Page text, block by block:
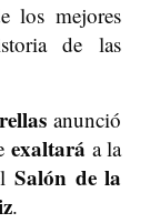
los mejores
de las
anunció
exaltará a la
Salón de la
.